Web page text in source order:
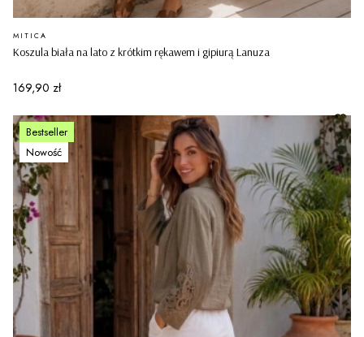
Koszula biała na lato z krótkim rękawem i gipiurą Lanuza
PRODUCENT
MITICA
Cena
169,90 zł
Bestseller
Nowość